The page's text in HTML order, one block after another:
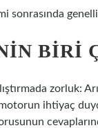
sonrasında
BIRI
zorluk:
ihtiyaç